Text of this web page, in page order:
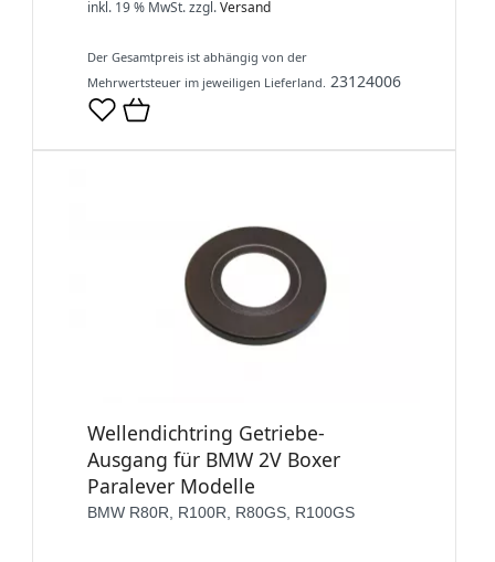
inkl. 19 % MwSt.zzgl.Versand
Der Gesamtpreis ist abhängig von der
Mehrwertsteuer im jeweiligen Lieferland. 23124006
Wellendichtring Getriebe-
Ausgang für BMW 2V Boxer
Paralever Modelle
BMW R80R, R100R, R80GS, R100GS